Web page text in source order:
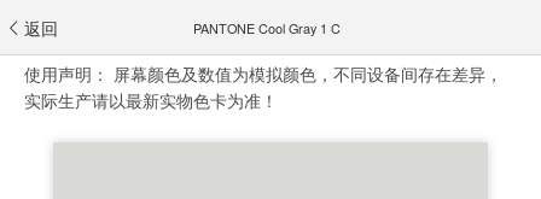
返回 PANTONE Cool Gray 1 C
使用声明： 屏幕颜色及数值为模拟颜色，不同设备间存在差异，
实际生产请以最新实物色卡为准！